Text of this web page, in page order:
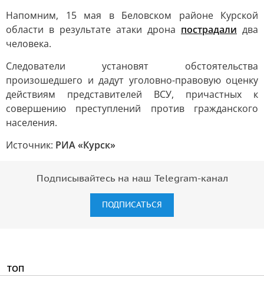
Напомним, 15 мая в Беловском районе Курской
области в результате атаки дрона пострадали два
человека.
Следователи установят обстоятельства
произошедшего и дадут уголовно-правовую оценку
действиям представителей ВСУ, причастных к
совершению преступлений против гражданского
населения.
Источник: РИА «Курск»
Подписывайтесь на наш Telegram-канал
ПОДПИСАТЬСЯ
ТОП